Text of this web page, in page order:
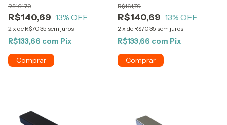
R$140,69
R$161,79
13% OFF
2 x de R$70,35 sem juros
R$133,66 com Pix
R$140,69
R$161,79
13% OFF
2 x de R$70,35 sem juros
R$133,66 com Pix